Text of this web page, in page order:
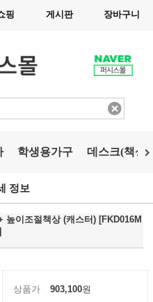
핑 게시판 장바구니
학생용가구 데스크(책상)
정보
높이조절책상 (캐스터) [FKD016M
상품가 903,100원